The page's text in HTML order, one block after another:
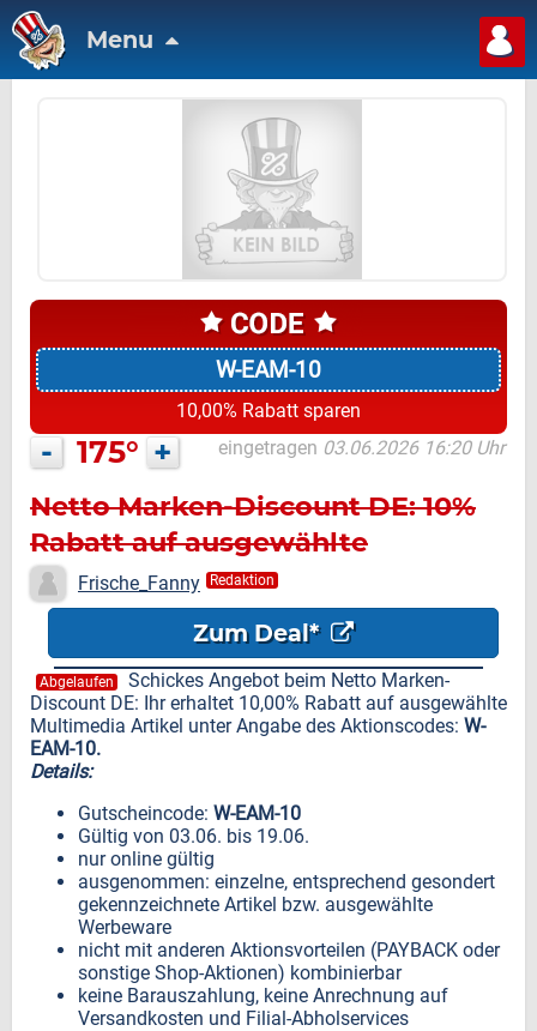
Menu
W-EAM-10
10,00% Rabatt sparen
- 175° + eingetragen 03.06.2026 16:20 Uhr
Netto Marken-Discount DE: 10%
Rabatt auf ausgewählte
Multimedia Artikel
Frische_Fanny Redaktion
Zum Deal*
Abgelaufen
Schickes Angebot beim Netto Marken-
Discount DE: Ihr erhaltet 10,00% Rabatt auf ausgewählte
Multimedia Artikel unter Angabe des Aktionscodes: W-
EAM-10.
Details:
Gutscheincode: W-EAM-10
Gültig von 03.06. bis 19.06.
nur online gültig
ausgenommen: einzelne, entsprechend gesondert
gekennzeichnete Artikel bzw. ausgewählte
Werbeware
nicht mit anderen Aktionsvorteilen (PAYBACK oder
sonstige Shop-Aktionen) kombinierbar
keine Barauszahlung, keine Anrechnung auf
Versandkosten und Filial-Abholservices